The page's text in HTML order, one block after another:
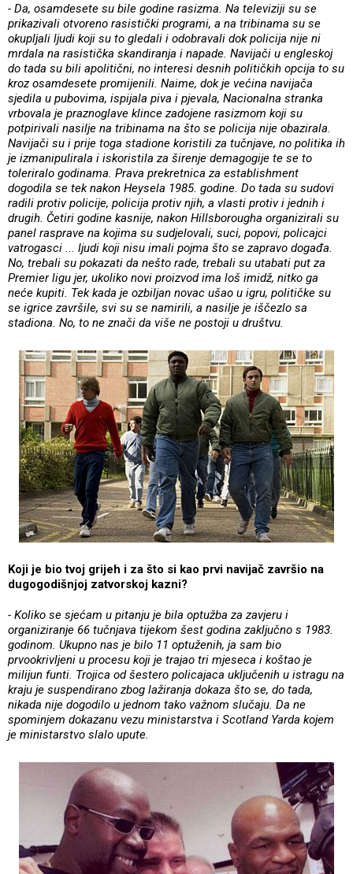
- Da, osamdesete su bile godine rasizma. Na televiziji su se
prikazivali otvoreno rasistički programi, a na tribinama su se
okupljali ljudi koji su to gledali i odobravali dok policija nije ni
mrdala na rasistička skandiranja i napade. Navijači u engleskoj
do tada su bili apolitični, no interesi desnih političkih opcija to su
kroz osamdesete promijenili. Naime, dok je većina navijača
sjedila u pubovima, ispijala piva i pjevala, Nacionalna stranka
vrbovala je praznoglave klince zadojene rasizmom koji su
potpirivali nasilje na tribinama na što se policija nije obazirala.
Navijači su i prije toga stadione koristili za tučnjave, no politika ih
je izmanipulirala i iskoristila za širenje demagogije te se to
toleriralo godinama. Prava prekretnica za establishment
dogodila se tek nakon Heysela 1985. godine. Do tada su sudovi
radili protiv policije, policija protiv njih, a vlasti protiv i jednih i
drugih. Četiri godine kasnije, nakon Hillsborougha organizirali su
panel rasprave na kojima su sudjelovali, suci, popovi, policajci
vatrogasci ... ljudi koji nisu imali pojma što se zapravo događa.
No, trebali su pokazati da nešto rade, trebali su utabati put za
Premier ligu jer, ukoliko novi proizvod ima loš imidž, nitko ga
neće kupiti. Tek kada je ozbiljan novac ušao u igru, političke su
se igrice završile, svi su se namirili, a nasilje je iščezlo sa
stadiona. No, to ne znači da više ne postoji u društvu.
Koji je bio tvoj grijeh i za što si kao prvi navijač završio na
dugogodišnjoj zatvorskoj kazni?
- Koliko se sjećam u pitanju je bila optužba za zavjeru i
organiziranje 66 tučnjava tijekom šest godina zaključno s 1983.
godinom. Ukupno nas je bilo 11 optuženih, ja sam bio
prvookrivljeni u procesu koji je trajao tri mjeseca i koštao je
milijun funti. Trojica od šestero policajaca uključenih u istragu na
kraju je suspendirano zbog lažiranja dokaza što se, do tada,
nikada nije dogodilo u jednom tako važnom slučaju. Da ne
spominjem dokazanu vezu ministarstva i Scotland Yarda kojem
je ministarstvo slalo upute.